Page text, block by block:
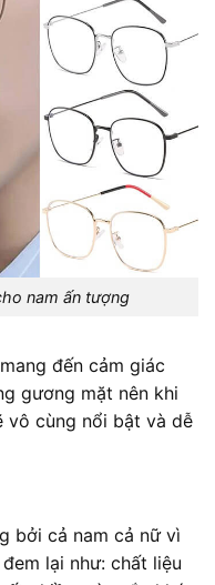
nam ấn tượng
đến cảm giác
gương mặt nên khi
vô cùng nổi bật và dễ
bởi cả nam cả nữ vì
lại như: chất liệu